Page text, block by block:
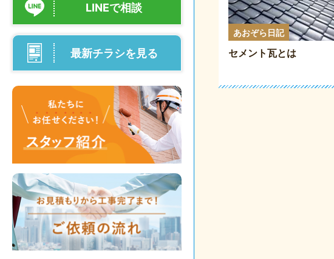
LINEで相談
最新チラシを見る
あおぞら日記
セメント瓦とは